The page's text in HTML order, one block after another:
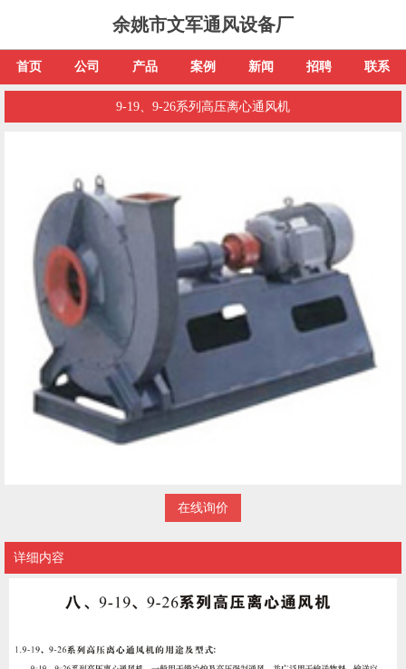
余姚市文军通风设备厂
首页 公司 产品 案例 新闻 招聘 联系
9-19、9-26系列高压离心通风机
在线询价
详细内容